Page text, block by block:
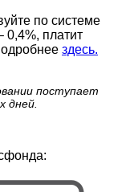
по cистеме
платит
здесь.
поступает
дней.